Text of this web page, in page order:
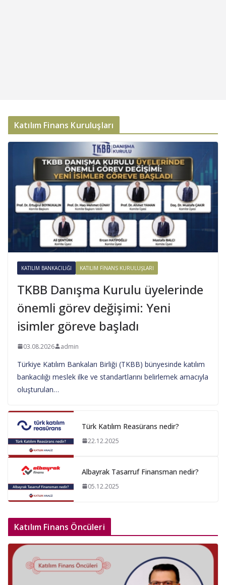
Katılım Finans Kuruluşları
KATILIM BANKACILIĞI KATILIM FINANS KURULUŞLARI
TKBB Danışma Kurulu üyelerinde
önemli görev değişimi: Yeni
isimler göreve başladı
03.08.2026 admin
Türkiye Katılım Bankaları Birliği (TKBB) bünyesinde katılım
bankacılığı meslek ilke ve standartlarını belirlemek amacıyla
oluşturulan…
Türk Katılım Reasürans nedir?
22.12.2025
Albayrak Tasarruf Finansman nedir?
05.12.2025
Katılım Finans Öncüleri